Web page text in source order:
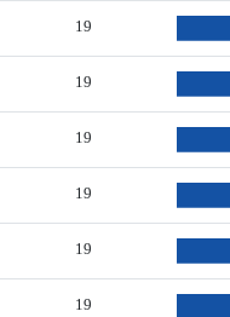
19
19
19
19
19
19